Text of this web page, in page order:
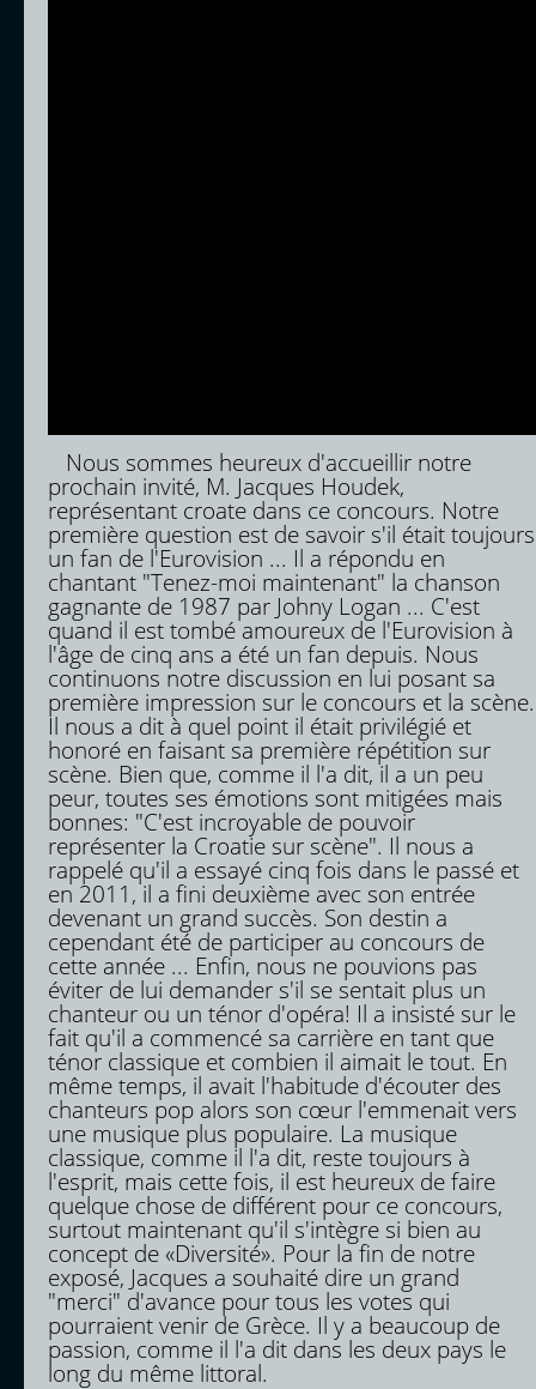
Nous sommes heureux d'accueillir notre
prochain invité, M. Jacques Houdek,
représentant croate dans ce concours. Notre
première question est de savoir s'il était toujours
un fan de l'Eurovision ... Il a répondu en
chantant "Tenez-moi maintenant" la chanson
gagnante de 1987 par Johny Logan ... C'est
quand il est tombé amoureux de l'Eurovision à
l'âge de cinq ans a été un fan depuis. Nous
continuons notre discussion en lui posant sa
première impression sur le concours et la scène.
Il nous a dit à quel point il était privilégié et
honoré en faisant sa première répétition sur
scène. Bien que, comme il l'a dit, il a un peu
peur, toutes ses émotions sont mitigées mais
bonnes: "C'est incroyable de pouvoir
représenter la Croatie sur scène". Il nous a
rappelé qu'il a essayé cinq fois dans le passé et
en 2011, il a fini deuxième avec son entrée
devenant un grand succès. Son destin a
cependant été de participer au concours de
cette année ... Enfin, nous ne pouvions pas
éviter de lui demander s'il se sentait plus un
chanteur ou un ténor d'opéra! Il a insisté sur le
fait qu'il a commencé sa carrière en tant que
ténor classique et combien il aimait le tout. En
même temps, il avait l'habitude d'écouter des
chanteurs pop alors son cœur l'emmenait vers
une musique plus populaire. La musique
classique, comme il l'a dit, reste toujours à
l'esprit, mais cette fois, il est heureux de faire
quelque chose de différent pour ce concours,
surtout maintenant qu'il s'intègre si bien au
concept de «Diversité». Pour la fin de notre
exposé, Jacques a souhaité dire un grand
"merci" d'avance pour tous les votes qui
pourraient venir de Grèce. Il y a beaucoup de
passion, comme il l'a dit dans les deux pays le
long du même littoral.